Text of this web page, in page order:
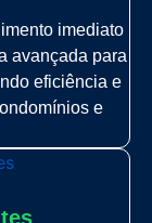
imediato
avançada para
eficiência e
e